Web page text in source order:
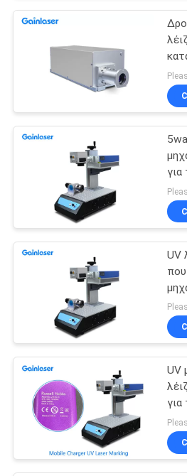
ΓΎΡΟΣ
ΕΡΓΟΣΤΑΣΊΩΝ
ΠΟΙΟΤΙΚΌΣ
ΜΑΣ
ΕΠΑΦΉ
ΜΕ
ΖΗΤΉΣΤΕ
ΑΠΌΣΠΑΣΜΑ
SITEMAP
PRIVACY
POLICY
UV
που
UV
για